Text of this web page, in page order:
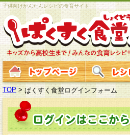
子供向けかんたんレシピの食育サイト
TOP > ぱくすく食堂ログインフォーム